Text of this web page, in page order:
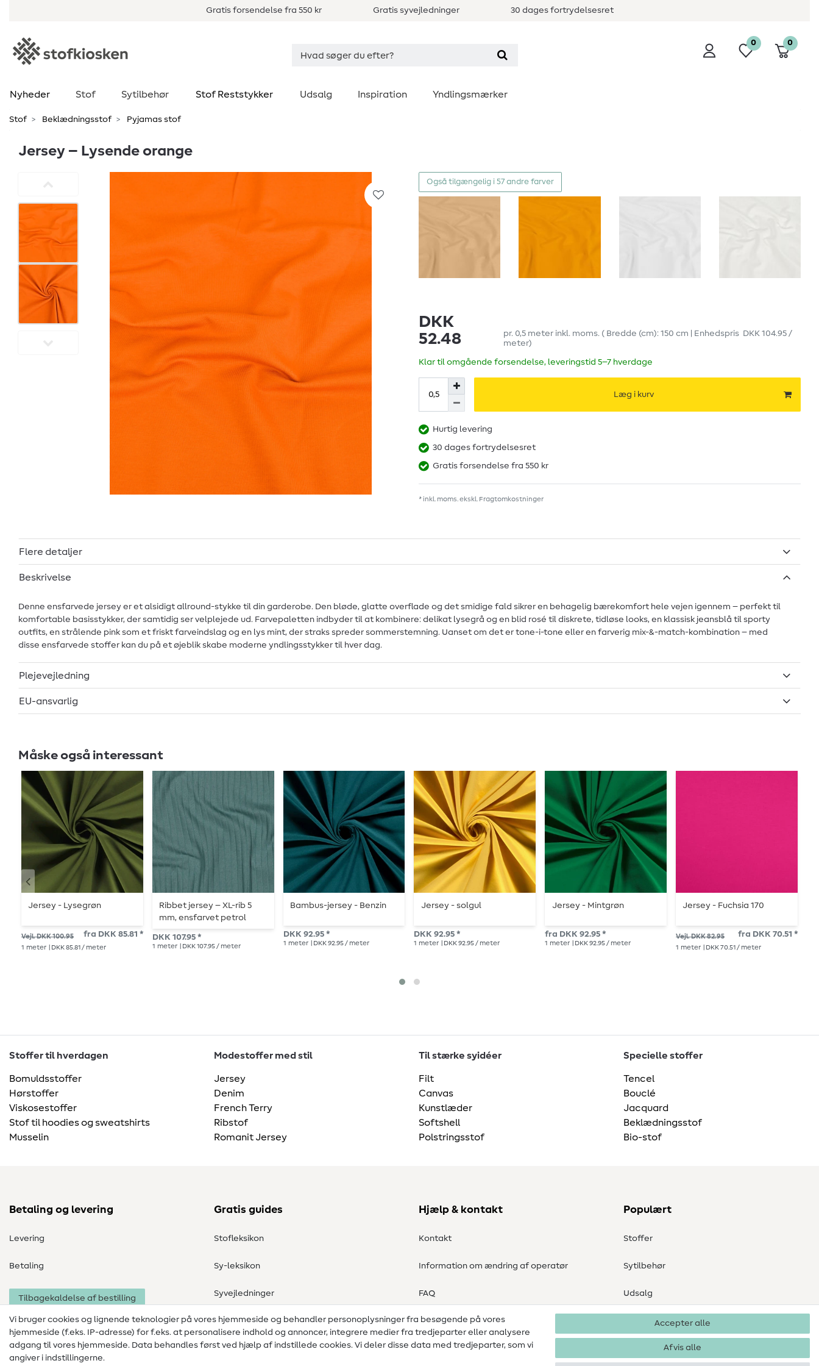
Gratis forsendelse fra 550 kr Gratis syvejledninger 30 dages fortrydelsesret
0 0
Nyheder Stof Sytilbehør Stof Reststykker Udsalg Inspiration Yndlingsmærker
Stof Beklædningsstof Pyjamas stof
Jersey – Lysende orange
Også tilgængelig i 57 andre farver
DKK
52.48
pr. 0,5 meter inkl. moms. ( Bredde (cm): 150 cm | Enhedspris DKK 104.95 /
meter)
Klar til omgående forsendelse, leveringstid 5–7 hverdage
Læg i kurv
Hurtig levering
30 dages fortrydelsesret
Gratis forsendelse fra 550 kr
* inkl. moms. ekskl. Fragtomkostninger
Flere detaljer
Beskrivelse
Denne ensfarvede jersey er et alsidigt allround-stykke til din garderobe. Den bløde, glatte overflade og det smidige fald sikrer en behagelig bærekomfort hele vejen igennem – perfekt til
komfortable basisstykker, der samtidig ser velplejede ud. Farvepaletten indbyder til at kombinere: delikat lysegrå og en blid rosé til diskrete, tidløse looks, en klassisk jeansblå til sporty
outfits, en strålende pink som et friskt farveindslag og en lys mint, der straks spreder sommerstemning. Uanset om det er tone-i-tone eller en farverig mix-&-match-kombination – med
disse ensfarvede stoffer kan du på et øjeblik skabe moderne yndlingsstykker til hver dag.
Plejevejledning
EU-ansvarlig
Måske også interessant
Jersey - Lysegrøn
Vejl. DKK 100.95 fra DKK 85.81 *
1 meter | DKK 85.81 / meter
Ribbet jersey – XL-rib 5
mm, ensfarvet petrol
DKK 107.95 *
1 meter | DKK 107.95 / meter
Bambus-jersey - Benzin
DKK 92.95 *
1 meter | DKK 92.95 / meter
Jersey - solgul
DKK 92.95 *
1 meter | DKK 92.95 / meter
Jersey - Mintgrøn
fra DKK 92.95 *
1 meter | DKK 92.95 / meter
Jersey - Fuchsia 170
Vejl. DKK 82.95 fra DKK 70.51 *
1 meter | DKK 70.51 / meter
Stoffer til hverdagen
Bomuldsstoffer
Hørstoffer
Viskosestoffer
Stof til hoodies og sweatshirts
Musselin
Modestoffer med stil
Jersey
Denim
French Terry
Ribstof
Romanit Jersey
Til stærke syidéer
Filt
Canvas
Kunstlæder
Softshell
Polstringsstof
Specielle stoffer
Tencel
Bouclé
Jacquard
Beklædningsstof
Bio-stof
Betaling og levering
Levering
Betaling
Tilbagekaldelse af bestilling
Gratis guides
Stofleksikon
Sy-leksikon
Syvejledninger
Hjælp & kontakt
Kontakt
Information om ændring af operatør
FAQ
Fortrydelsesret
Populært
Stoffer
Sytilbehør
Udsalg
Vi bruger cookies og lignende teknologier på vores hjemmeside og behandler personoplysninger fra besøgende på vores
hjemmeside (f.eks. IP-adresse) for f.eks. at personalisere indhold og annoncer, integrere medier fra tredjeparter eller analysere
adgang til vores hjemmeside. Data behandles først ved hjælp af indstillede cookies. Vi deler disse data med tredjeparter, som vi
angiver i indstillingerne.
Accepter alle
Afvis alle